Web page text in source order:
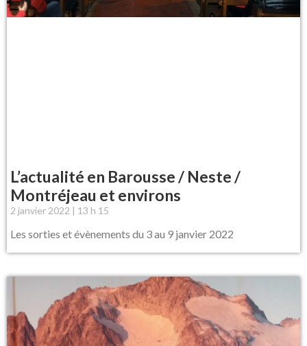
L’actualité en Barousse / Neste /
Montréjeau et environs
2 janvier 2022 13 h 15
Les sorties et évènements du 3 au 9 janvier 2022